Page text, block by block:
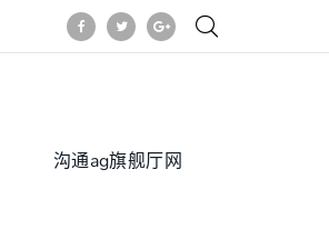
沟通ag旗舰厅网